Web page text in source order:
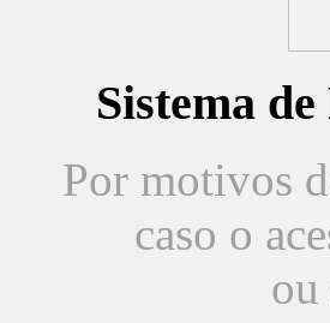
Sistema
Por motivos
caso o